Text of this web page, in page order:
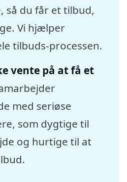
så du får et tilbud,
Vi hjælper
tilbuds-processen.
vente på at få et
med seriøse
som dygtige til
og hurtige til at